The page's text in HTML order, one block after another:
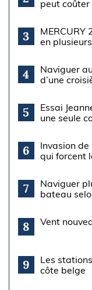
peut coûter
3
MERCURY
en
4
Naviguer
d’une
5
Essai
une seule
6
Invasion
qui forcent
7
Naviguer
bateau
8 Vent
9
Les
côte belge